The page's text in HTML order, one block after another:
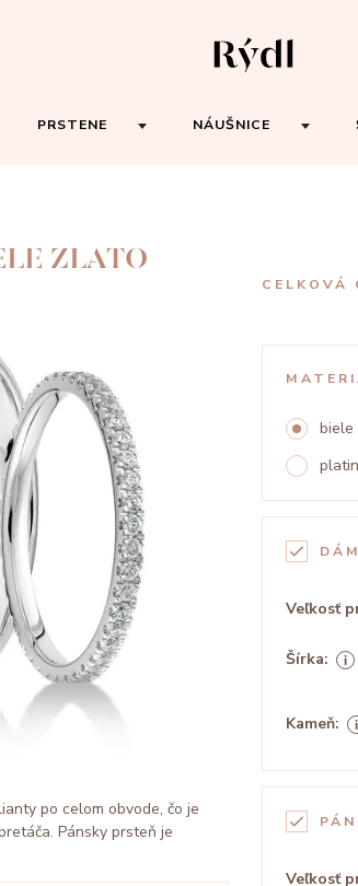
PRSTENE NÁUŠNICE
ZLATO
po celom obvode, čo je
Pánsky prsteň je
CELKOVÁ
biele
Veľkosť
Šírka:
Kameň:
Veľkosť